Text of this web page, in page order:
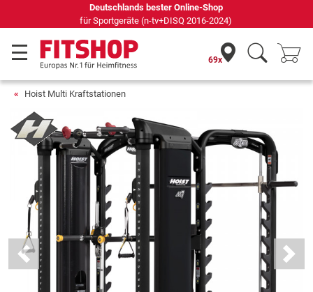
Seit 42 Jahren Ihr Experte für Heimfitness
69x
Hoist Multi Kraftstationen
Previous Next